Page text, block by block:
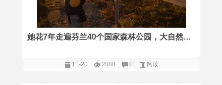
她花7年走遍芬兰40个国家森林公园，大自然是最好的美学老师
11-20 2088 0 阅读